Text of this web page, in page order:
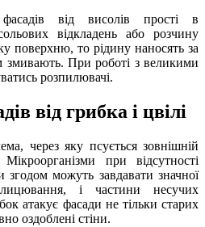
від висолів прості в
відкладень або розчину
поверхню, то рідину наносять за
змивають. При роботі з великими
розпилювачі.
від грибка і цвілі
через яку псується зовнішній
при відсутності
згодом можуть завдавати значної
і частини несучих
атакує фасади не тільки старих
оздоблені стіни.